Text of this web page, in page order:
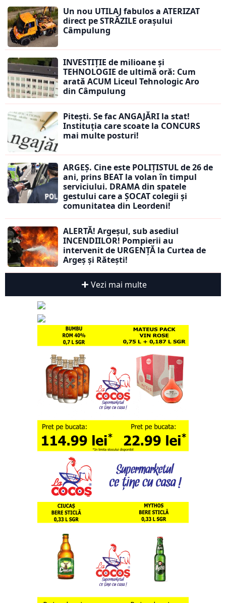
Un nou UTILAJ fabulos a ATERIZAT
direct pe STRĂZILE orașului
Câmpulung
INVESTIȚIE de milioane și
TEHNOLOGIE de ultimă oră: Cum
arată ACUM Liceul Tehnologic Aro
din Câmpulung
Pitești. Se fac ANGAJĂRI la stat!
Instituția care scoate la CONCURS
mai multe posturi!
ARGEȘ. Cine este POLIȚISTUL de 26 de
ani, prins BEAT la volan în timpul
serviciului. DRAMA din spatele
gestului care a ȘOCAT colegii și
comunitatea din Leordeni!
ALERTĂ! Argeșul, sub asediul
INCENDIILOR! Pompierii au
intervenit de URGENȚĂ la Curtea de
Argeș și Rătești!
Vezi mai multe